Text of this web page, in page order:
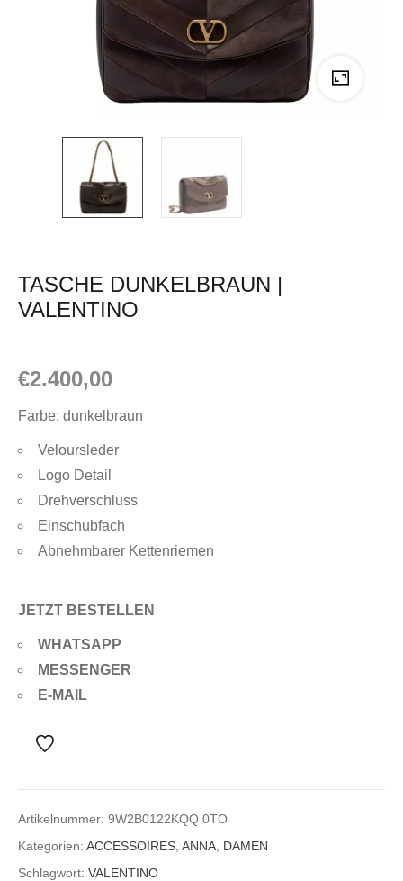
TASCHE DUNKELBRAUN |
VALENTINO
€2.400,00
Farbe: dunkelbraun
Veloursleder
Logo Detail
Drehverschluss
Einschubfach
Abnehmbarer Kettenriemen
JETZT BESTELLEN
WHATSAPP
MESSENGER
E-MAIL
Artikelnummer: 9W2B0122KQQ 0TO
Kategorien: ACCESSOIRES ANNA DAMEN
Schlagwort: VALENTINO